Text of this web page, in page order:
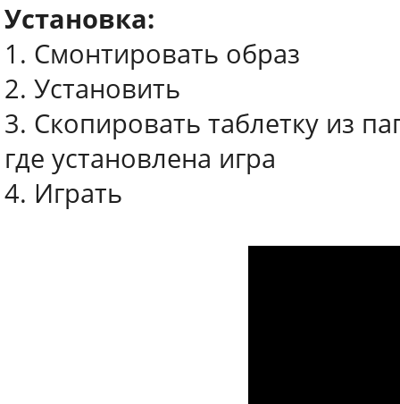
Установка:
1. Смонтировать образ
2. Установить
3. Скопировать таблетку из
где установлена игра
4. Играть